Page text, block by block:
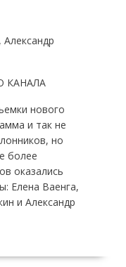
КАНАЛА
нового
и так не
но
более
оказались
Елена Ваенга,
и Александр